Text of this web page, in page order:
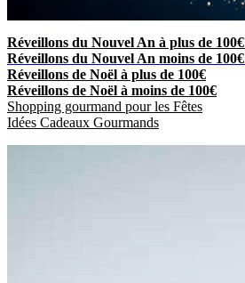
Réveillons du Nouvel An à plus de 100€
Réveillons du Nouvel An moins de 100€
Réveillons de Noël à plus de 100€
Réveillons de Noël à moins de 100€
Shopping gourmand pour les Fêtes
Idées Cadeaux Gourmands